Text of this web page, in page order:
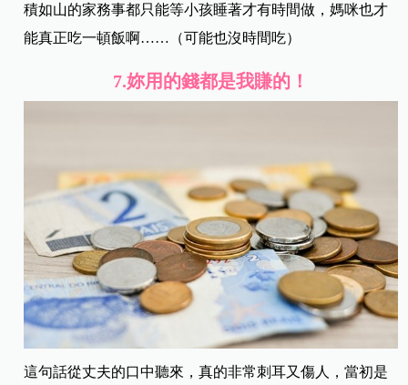
積如山的家務事都只能等小孩睡著才有時間做，媽咪也才
能真正吃一頓飯啊……（可能也沒時間吃）
7.妳用的錢都是我賺的！
這句話從丈夫的口中聽來，真的非常刺耳又傷人，當初是